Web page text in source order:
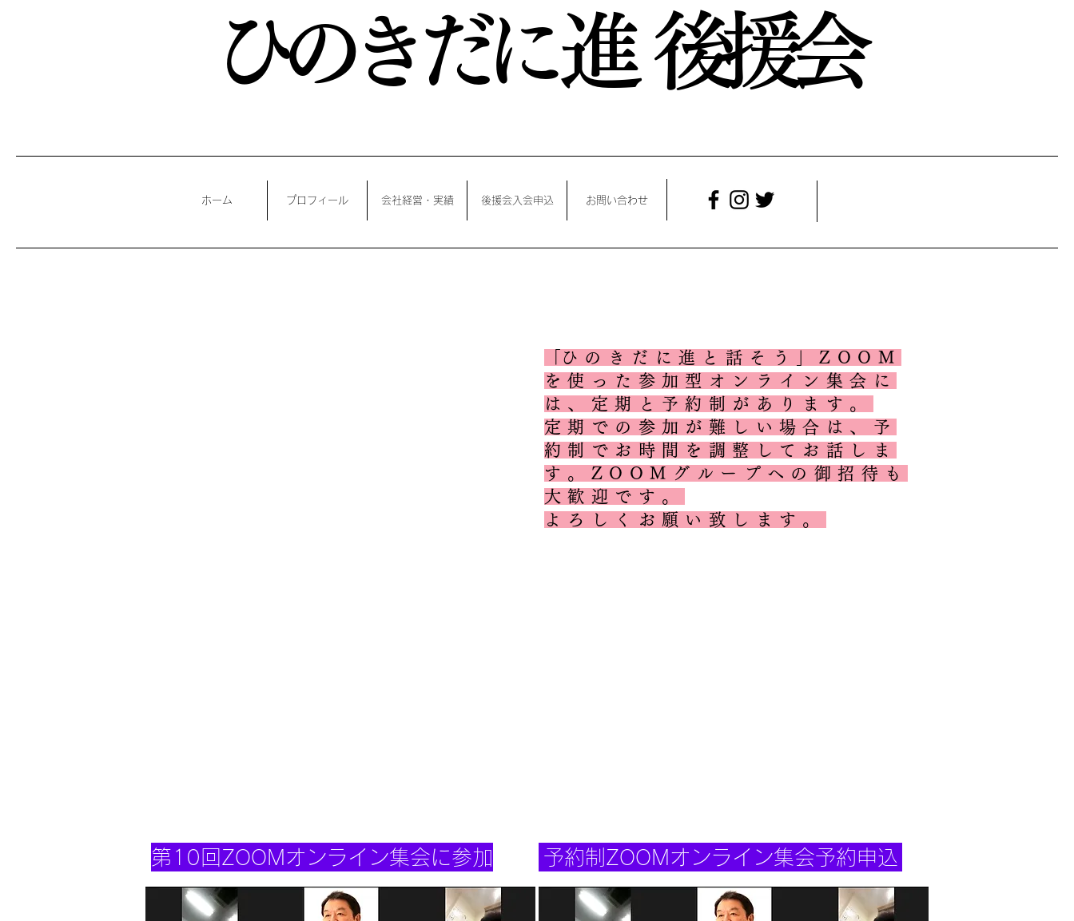
​ひのきだに 進後援会
ホーム プロフィール 会社経営・実績 後援会入会申込 お問い合わせ
​「ひのきだに進と話そう」 ZOOM
を使った参加型オンライン集会に
は、定期と予約制があります。
​定期での参加が難しい場合は、予
約制でお時間を調整してお話しま
す。ZOOMグループへの御招待も
大歓迎です。
よろしくお願い致します。
第10回ZOOMオンライン集会に参加 予約制ZOOMオンライン集会予約申込